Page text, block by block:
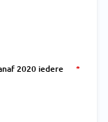
2020 iedere